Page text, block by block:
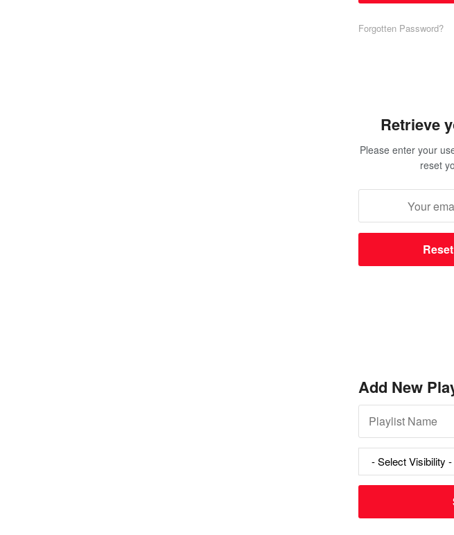
Forgotten Password?
Retrieve
Please enter your
reset
Add New